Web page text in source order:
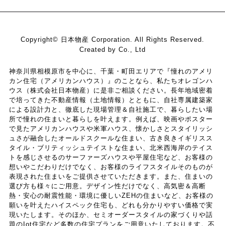
Copyright© 日本物産 Corporation. All Rights Reserved.
Created by Co., Ltd
神奈川県相模原市を中心に、千葉・町田エリアで『憧れのアメリ
カン住宅（アメリカンハウス）』のことなら、私たちオレゴンハ
ウス（株式会社日本物産）に是非ご相談ください。長年地域密着
で培ってきた不動産情報（土地情報）とともに、自社専属建築家
による設計力と、徹底した現場管理＆自社施工で、暮らしたい場
所で憧れの住まいと暮らしを叶えます。例えば、映画やポスター
で見たアメリカンハウスや米軍ハウス、懐かしさとスタイリッシ
ュさが融合したオールドスクールな住まい、古き良きイギリスス
タイル・ブリティッシュテイストな住まい、北米西海岸のテイス
トを感じさせるのサーファーズハウスや平屋住宅など、お客様の
想いやこだわりだけでなく、お客様のライフスタイルそのものが
表現された住まいをご提供させていただきます。また、住まいの
選び方も様々にご用意。デザイン性だけでなく、高気密＆高断
熱・安心の耐震性能・環境に優しいZEHの住まいなど、お客様の
願いを叶えたハイスペック住宅も、どれも分かりやすい価格で実
現いたします。そのほか、セミオーダースタイルの家づくりや話
題のIot住宅など多数の住宅プランをご用意いたしております。不